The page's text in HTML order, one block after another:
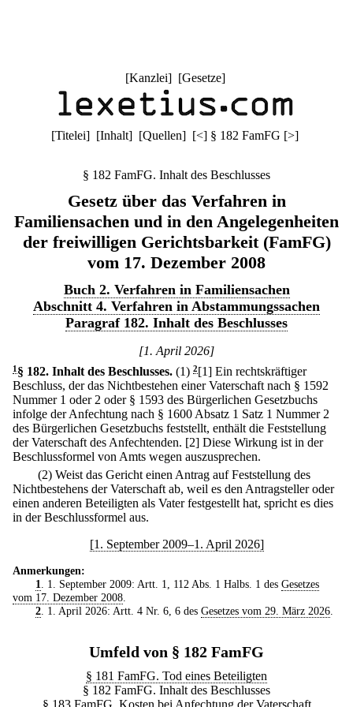
[Kanzlei] [Gesetze]
[Titelei] [Inhalt] [Quellen] [<] § 182 FamFG [>]
§ 182 FamFG. Inhalt des Beschlusses
Gesetz über das Verfahren in
Familiensachen und in den Angelegenheiten
der freiwilligen Gerichtsbarkeit (FamFG)
vom 17. Dezember 2008
Buch 2. Verfahren in Familiensachen
Abschnitt 4. Verfahren in Abstammungssachen
Paragraf 182. Inhalt des Beschlusses
[1. April 2026]
1 § 182. Inhalt des Beschlusses. (1) 2[1] Ein rechtskräftiger
Beschluss, der das Nichtbestehen einer Vaterschaft nach § 1592
Nummer 1 oder 2 oder § 1593 des Bürgerlichen Gesetzbuchs
infolge der Anfechtung nach § 1600 Absatz 1 Satz 1 Nummer 2
des Bürgerlichen Gesetzbuchs feststellt, enthält die Feststellung
der Vaterschaft des Anfechtenden. [2] Diese Wirkung ist in der
Beschlussformel von Amts wegen auszusprechen.
(2) Weist das Gericht einen Antrag auf Feststellung des
Nichtbestehens der Vaterschaft ab, weil es den Antragsteller oder
einen anderen Beteiligten als Vater festgestellt hat, spricht es dies
in der Beschlussformel aus.
[1. September 2009–1. April 2026]
Anmerkungen:
1. 1. September 2009: Artt. 1, 112 Abs. 1 Halbs. 1 des Gesetzes
vom 17. Dezember 2008.
2. 1. April 2026: Artt. 4 Nr. 6, 6 des Gesetzes vom 29. März 2026.
Umfeld von § 182 FamFG
§ 181 FamFG. Tod eines Beteiligten
§ 182 FamFG. Inhalt des Beschlusses